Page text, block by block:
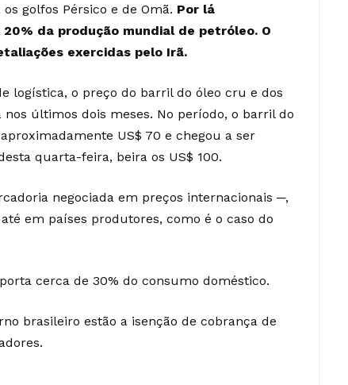
golfos Pérsico e de Omã. Por lá
da produção mundial de petróleo. O
exercidas pelo Irã.
logística, o preço do barril do óleo cru e dos
últimos dois meses. No período, o barril do
US$ 70 e chegou a ser
quarta-feira, beira os US$ 100.
negociada em preços internacionais ─,
em países produtores, como é o caso do
cerca de 30% do consumo doméstico.
brasileiro estão a isenção de cobrança de